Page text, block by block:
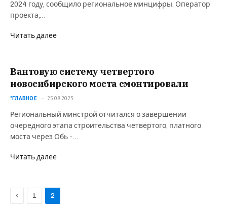
2024 году, сообщило региональное минцифры. Оператор
проекта,…
Читать далее
Вантовую систему четвертого
новосибирского моста смонтировали
*ГЛАВНОЕ 25.08.2023
Региональный минстрой отчитался о завершении
очередного этапа строительства четвертого, платного
моста через Обь -…
Читать далее
Previous
1 2